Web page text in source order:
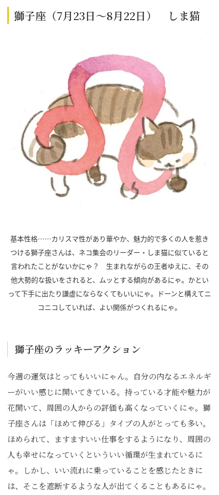
獅子座（7月23日～8月22日） しま猫
基本性格……カリスマ性があり華やか、魅力的で多くの人を惹き
つける獅子座さんは、ネコ集会のリーダー・しま猫に似ていると
言われたことがないかにゃ？ 生まれながらの王者ゆえに、その
他大勢的な扱いをされると、ムッとする傾向があるにゃ。かとい
って下手に出たり謙虚にならなくてもいいにゃ。ドーンと構えてニ
コニコしていれば、よい関係がつくれるにゃ。
獅子座のラッキーアクション
今週の運気はとってもいいにゃん。自分の内なるエネルギ
ーがいい感じに開いてきている。持っている才能や魅力が
花開いて、周囲の人からの評価も高くなっていくにゃ。獅
子座さんは「ほめて伸びる」タイプの人がとっても多い。
ほめられて、ますますいい仕事をするようになり、周囲の
人も幸せになっていくといういい循環が生まれているに
ゃ。しかし、いい流れに乗っていることを感じたときに
は、そこを遮断するような人が出てくることもあるにゃ。